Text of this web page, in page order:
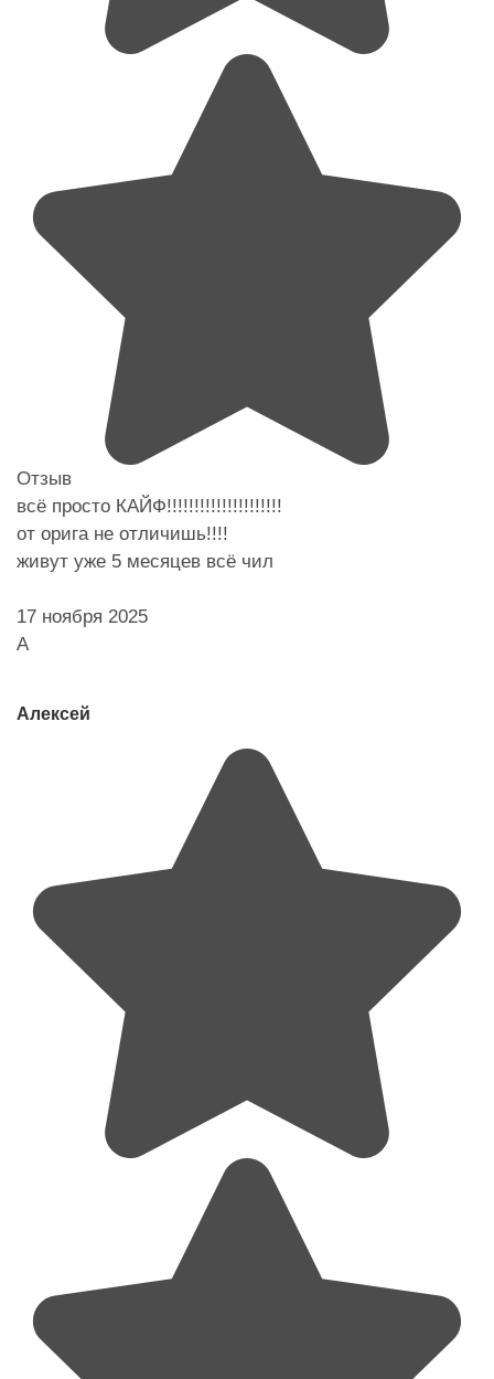
Отзыв
всё просто КАЙФ!!!!!!!!!!!!!!!!!!!!!
от орига не отличишь!!!!
живут уже 5 месяцев всё чил
17 ноября 2025
А
Алексей